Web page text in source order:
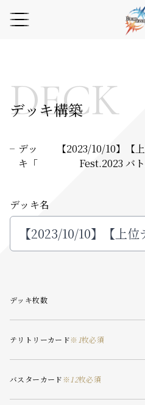
DECK
デッキ構築
デッ
キ「
【2023/10/10】【
Fest.2023 バ
デッキ名
デッキ枚数
テリトリーカード※ 1枚必須
バスターカード※ 12枚必須